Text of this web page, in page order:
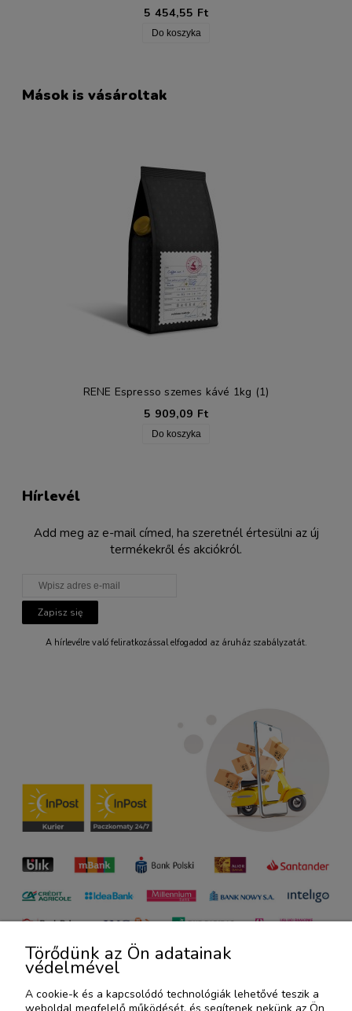
5 454,55 Ft
Do koszyka
Mások is vásároltak
RENE Espresso szemes kávé 1kg (1)
5 909,09 Ft
Do koszyka
Hírlevél
Add meg az e-mail címed, ha szeretnél értesülni az új
termékekről és akciókról.
Zapisz się
A hírlevélre való feliratkozással elfogadod az áruház szabályzatát.
Törődünk az Ön adatainak
védelmével
A cookie-k és a kapcsolódó technológiák lehetővé teszik a